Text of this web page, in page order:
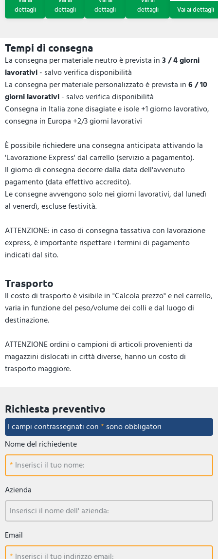
Tempi di consegna
La consegna per materiale neutro è prevista in3 / 4 giorni
lavorativi- salvo verifica disponibilità
La consegna per materiale personalizzato è prevista in6 / 10
giorni lavorativi- salvo verifica disponibilità
Consegna in Italia zone disagiate e isole +1 giorno lavorativo,
consegna in Europa +2/3 giorni lavorativi
È possibile richiedere una consegna anticipata attivando la
'Lavorazione Express' dal carrello (servizio a pagamento).
Il giorno di consegna decorre dalla data dell'avvenuto
pagamento (data effettivo accredito).
Le consegne avvengono solo nei giorni lavorativi, dal lunedì
al venerdì, escluse festività.
ATTENZIONE: in caso di consegna tassativa con lavorazione
express, è importante rispettare i termini di pagamento
indicati dal sito.
Trasporto
Il costo di trasporto è visibile in "Calcola prezzo" e nel carrello,
varia in funzione del peso/volume dei colli e dal luogo di
destinazione.
ATTENZIONE ordini o campioni di articoli provenienti da
magazzini dislocati in città diverse, hanno un costo di
trasporto maggiore.
Richiesta preventivo
I campi contrassegnati con* sono obbligatori
Nome del richiedente
Inserisci il tuo nome:
Azienda
Inserisci il nome dell' azienda:
Email
Inserisci il tuo indirizzo email: